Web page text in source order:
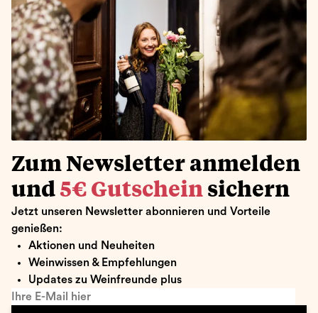
Zum Newsletter anmelden
und 5€ Gutschein sichern
Jetzt unseren Newsletter abonnieren und Vorteile
genießen:
Aktionen und Neuheiten
Weinwissen & Empfehlungen
Updates zu Weinfreunde plus
Ihre E-Mail hier